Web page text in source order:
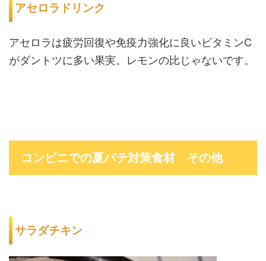
アセロラドリンク
アセロラは疲労回復や免疫力強化に良いビタミンC
がダントツに多い果実。レモンの比じゃないです。
コンビニでの夏バテ対策食材 その他
サラダチキン